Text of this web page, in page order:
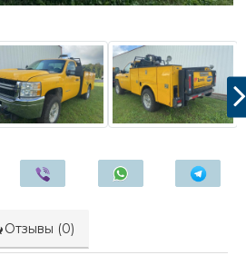
Отзывы (0)